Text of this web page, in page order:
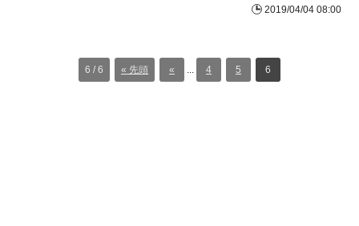
2019/04/04 08:00
6 / 6 « 先頭 « 4 5 6